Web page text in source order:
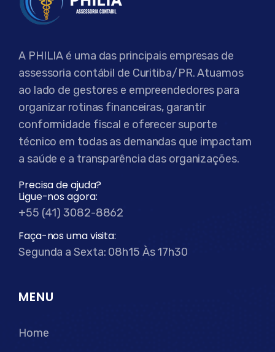
A PHILIA é uma das principais empresas de
assessoria contábil de Curitiba/PR. Atuamos
ao lado de gestores e empreendedores para
organizar rotinas financeiras, garantir
conformidade fiscal e oferecer suporte
técnico em todas as demandas que impactam
a saúde e a transparência das organizações.
Precisa de ajuda?
Ligue-nos agora:
+55 (41) 3082-8862
Faça-nos uma visita:
Segunda a Sexta: 08h15 Às 17h30
MENU
Home